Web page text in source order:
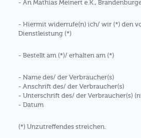
- An Mathias Meinert e.K.,
- Hiermit widerrufe(n) ich/ wir (*) den
Dienstleistung (*)
- Bestellt am (*)/ erhalten am (*)
- Name des/ der Verbraucher(s)
- Anschrift des/ der Verbraucher(s)
- Unterschrift des/ der Verbraucher(s)
- Datum
(*) Unzutreffendes streichen.